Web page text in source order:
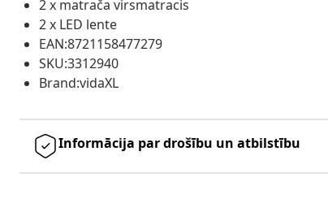
2 x matrača virsmatracis
2 x LED lente
EAN:8721158477279
SKU:3312940
Brand:vidaXL
Informācija par drošību un atbilstību